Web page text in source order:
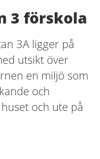
3 förskola
3A ligger på
utsikt över
en miljö som
och
och ute på